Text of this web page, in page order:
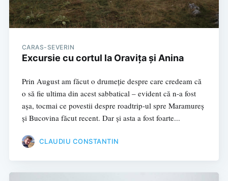
CARAS-SEVERIN
Excursie cu cortul la Oravița și Anina
Prin August am făcut o drumeție despre care credeam că
o să fie ultima din acest sabbatical – evident că n-a fost
așa, tocmai ce povestii despre roadtrip-ul spre Maramureș
și Bucovina făcut recent. Dar și asta a fost foarte...
CLAUDIU CONSTANTIN